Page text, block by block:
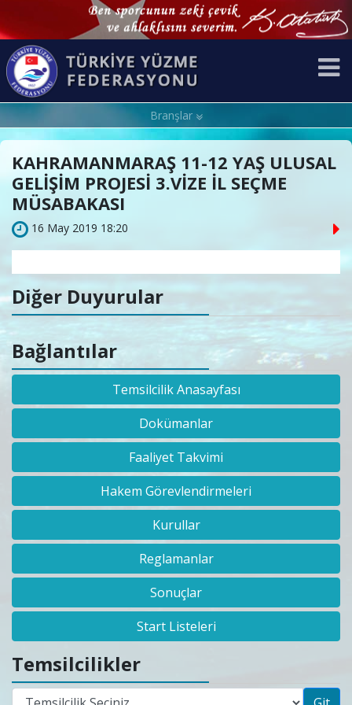
Branşlar
KAHRAMANMARAŞ 11-12 YAŞ ULUSAL
GELİŞİM PROJESİ 3.VİZE İL SEÇME
MÜSABAKASI
16 May 2019 18:20
Diğer Duyurular
Bağlantılar
Temsilcilik Anasayfası
Dokümanlar
Faaliyet Takvimi
Hakem Görevlendirmeleri
Kurullar
Reglamanlar
Sonuçlar
Start Listeleri
Temsilcilikler